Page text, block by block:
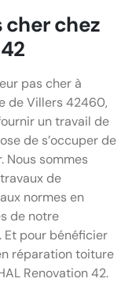
cher chez
pas cher à
de Villers 42460,
un travail de
de s’occuper de
Nous sommes
de
normes en
de notre
Et pour bénéficier
réparation toiture
Renovation 42.